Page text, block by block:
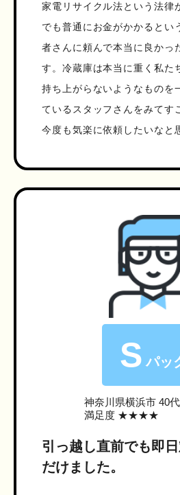
家電リサイクル法という法律
でも普通にお金がかかるとい
者さんに頼んで本当に良かっ
す。冷蔵庫は本当に重く私た
持ち上がらないようなものを
ているスタッフさんをみてす
今度も気楽に依頼したいなと
S パッ
神奈川県横浜市 40
満足度 ★★★★
引っ越し直前でも即
だけました。